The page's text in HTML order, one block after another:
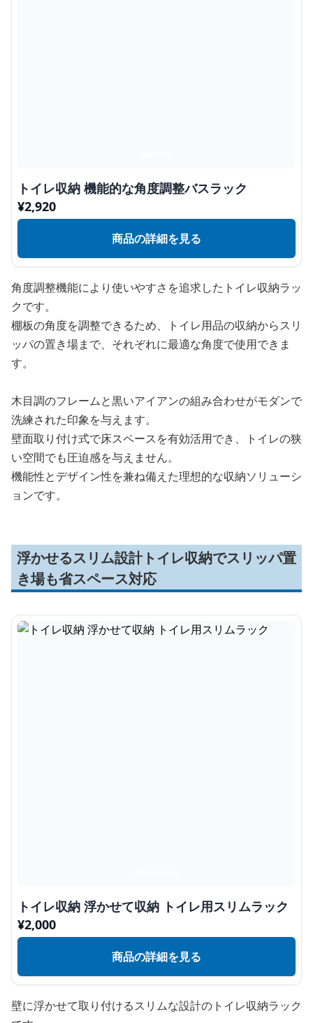
トイレ収納 機能的な角度調整バスラック
¥2,920
商品の詳細を見る
角度調整機能により使いやすさを追求したトイレ収納ラッ
クです。
棚板の角度を調整できるため、トイレ用品の収納からスリ
ッパの置き場まで、それぞれに最適な角度で使用できま
す。
木目調のフレームと黒いアイアンの組み合わせがモダンで
洗練された印象を与えます。
壁面取り付け式で床スペースを有効活用でき、トイレの狭
い空間でも圧迫感を与えません。
機能性とデザイン性を兼ね備えた理想的な収納ソリューシ
ョンです。
浮かせるスリム設計トイレ収納でスリッパ置
き場も省スペース対応
トイレ収納 浮かせて収納 トイレ用スリムラック
¥2,000
商品の詳細を見る
壁に浮かせて取り付けるスリムな設計のトイレ収納ラック